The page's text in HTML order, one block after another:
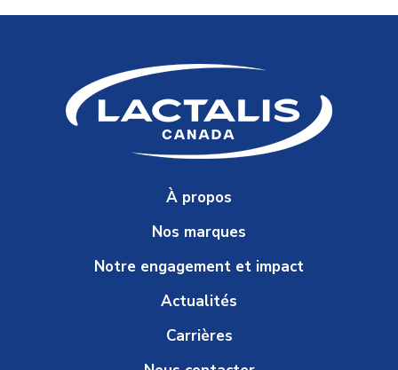
À propos
Nos marques
Notre engagement et impact
Actualités
Carrières